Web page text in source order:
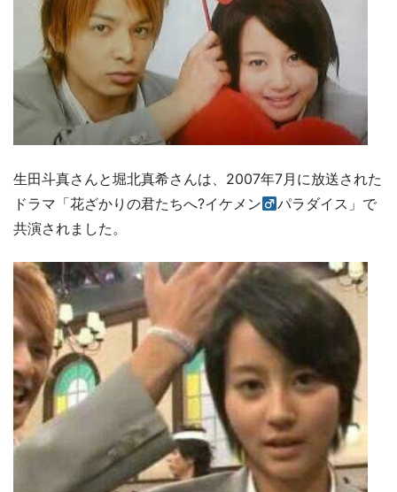
生田斗真さんと堀北真希さんは、2007年7月に放送された
ドラマ「花ざかりの君たちへ?イケメン
パラダイス」で
共演されました。